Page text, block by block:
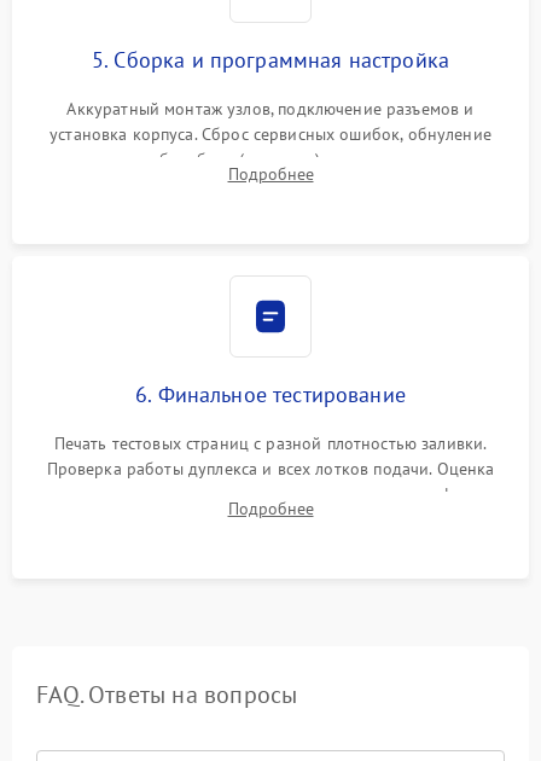
5. Сборка и программная настройка
Аккуратный монтаж узлов, подключение разъемов и
установка корпуса. Сброс сервисных ошибок, обнуление
счетчиков абсорбера (памперса) или узла переноса,
обновление прошивки и программная калибровка аппарата.
Подробнее
6. Финальное тестирование
Печать тестовых страниц с разной плотностью заливки.
Проверка работы дуплекса и всех лотков подачи. Оценка
качества запекания тонера и полное отсутствие дефектов
изображения перед выдачей готового устройства.
Подробнее
FAQ. Ответы на вопросы